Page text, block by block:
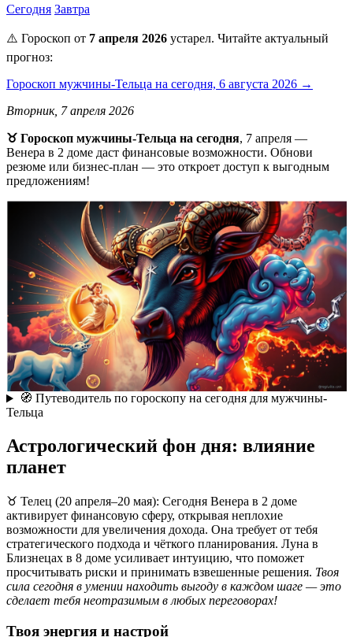
Сегодня Завтра
⚠️ Гороскоп от 7 апреля 2026 устарел. Читайте актуальный
прогноз:
Гороскоп мужчины-Тельца на сегодня, 6 августа 2026 →
Вторник, 7 апреля 2026
♉️ Гороскоп мужчины-Тельца на сегодня, 7 апреля —
Венера в 2 доме даст финансовые возможности. Обнови
резюме или бизнес-план — это откроет доступ к выгодным
предложениям!
🧭 Путеводитель по гороскопу на сегодня для мужчины-
Тельца
Астрологический фон дня: влияние
планет
♉ Телец (20 апреля–20 мая): Сегодня Венера в 2 доме
активирует финансовую сферу, открывая неплохие
возможности для увеличения дохода. Она требует от тебя
стратегического подхода и чёткого планирования. Луна в
Близнецах в 8 доме усиливает интуицию, что поможет
просчитывать риски и принимать взвешенные решения. Твоя
сила сегодня в умении находить выгоду в каждом шаге — это
сделает тебя неотразимым в любых переговорах!
Твоя энергия и настрой